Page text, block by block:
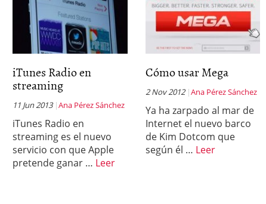
vs Agilidad: ¿Por qué el Préstamo Promotor privado
12 de diciembre de 2025
Cómo aprovechar esta opción para gestionar tus
noviembre de 2025
también es una decisión financiera: cómo anticiparte
de noviembre de 2025
un software punto de venta?
3 de octubre de 2025
iTunes Radio en
streaming
11 Jun 2013 Ana Pérez Sánchez
iTunes Radio en
streaming es el nuevo
servicio con que Apple
pretende ganar … Leer
Cómo usar Mega
2 Nov 2012 Ana Pérez Sánchez
Ya ha zarpado al mar de
Internet el nuevo barco
de Kim Dotcom que
según él … Leer